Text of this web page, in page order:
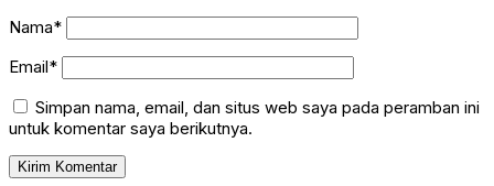
Nama*
Email*
Simpan nama, email, dan situs web saya pada peramban ini
untuk komentar saya berikutnya.